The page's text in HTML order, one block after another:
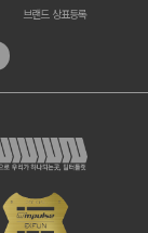
브랜드 상표등록